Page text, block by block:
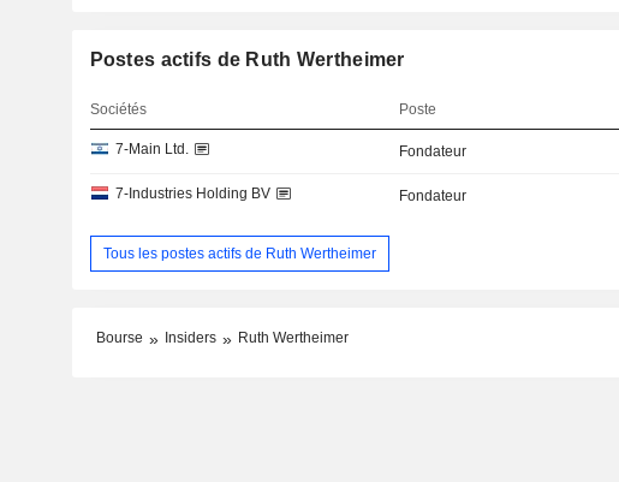
Postes actifs de Ruth Wertheimer
Sociétés Poste
7-Main Ltd. Fondateur
7-Industries Holding BV Fondateur
Tous les postes actifs de Ruth Wertheimer
Bourse Insiders Ruth Wertheimer